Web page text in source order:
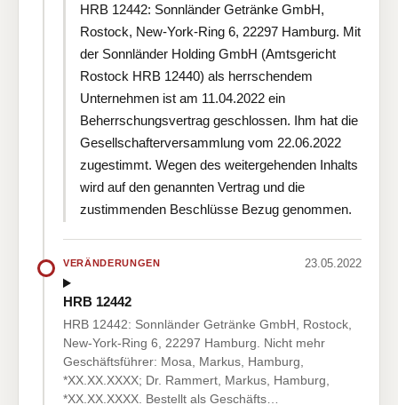
HRB 12442: Sonnländer Getränke GmbH,
Rostock, New-York-Ring 6, 22297 Hamburg. Mit
der Sonnländer Holding GmbH (Amtsgericht
Rostock HRB 12440) als herrschendem
Unternehmen ist am 11.04.2022 ein
Beherrschungsvertrag geschlossen. Ihm hat die
Gesellschafterversammlung vom 22.06.2022
zugestimmt. Wegen des weitergehenden Inhalts
wird auf den genannten Vertrag und die
zustimmenden Beschlüsse Bezug genommen.
VERÄNDERUNGEN 23.05.2022
HRB 12442
HRB 12442: Sonnländer Getränke GmbH, Rostock,
New-York-Ring 6, 22297 Hamburg. Nicht mehr
Geschäftsführer: Mosa, Markus, Hamburg,
*XX.XX.XXXX; Dr. Rammert, Markus, Hamburg,
*XX.XX.XXXX. Bestellt als Geschäfts…